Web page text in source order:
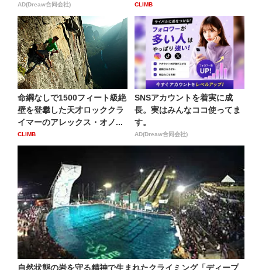
AD(Dreaw合同会社) CLIMB
命綱なしで1500フィート級絶
壁を登攀した天才ロッククラ
イマーのアレックス・オノ...
CLIMB
SNSアカウントを着実に成
長。実はみんなココ使ってま
す。
AD(Dreaw合同会社)
自然状態の岩を守る精神で生まれたクライミング「ディープ